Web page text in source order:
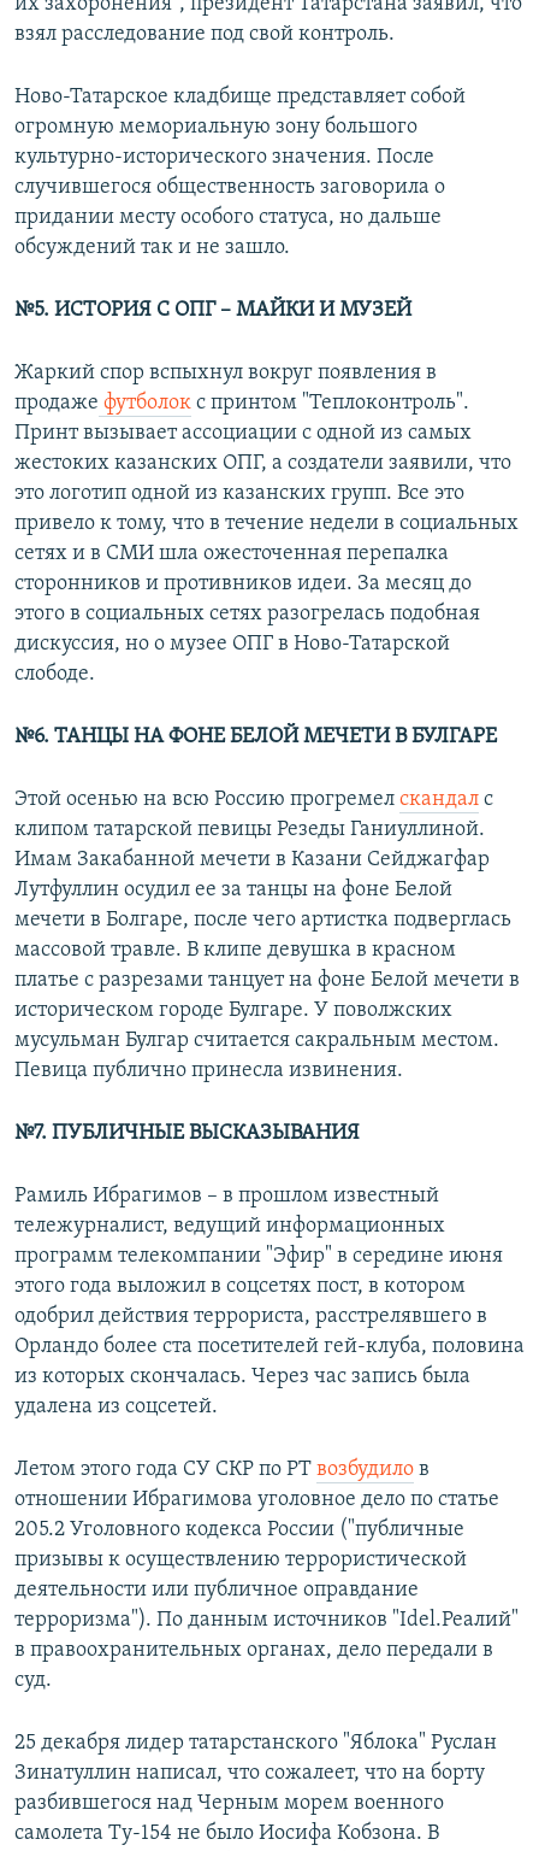
их захоронения", президент Татарстана заявил, что
взял расследование под свой контроль.
Ново-Татарское кладбище представляет собой
огромную мемориальную зону большого
культурно-исторического значения. После
случившегося общественность заговорила о
придании месту особого статуса, но дальше
обсуждений так и не зашло.
№5. ИСТОРИЯ С ОПГ – МАЙКИ И МУЗЕЙ
Жаркий спор вспыхнул вокруг появления в
продаже футболок с принтом "Теплоконтроль".
Принт вызывает ассоциации с одной из самых
жестоких казанских ОПГ, а создатели заявили, что
это логотип одной из казанских групп. Все это
привело к тому, что в течение недели в социальных
сетях и в СМИ шла ожесточенная перепалка
сторонников и противников идеи. За месяц до
этого в социальных сетях разогрелась подобная
дискуссия, но о музее ОПГ в Ново-Татарской
слободе.
№6. ТАНЦЫ НА ФОНЕ БЕЛОЙ МЕЧЕТИ В БУЛГАРЕ
Этой осенью на всю Россию прогремел скандал с
клипом татарской певицы Резеды Ганиуллиной.
Имам Закабанной мечети в Казани Сейджагфар
Лутфуллин осудил ее за танцы на фоне Белой
мечети в Болгаре, после чего артистка подверглась
массовой травле. В клипе девушка в красном
платье с разрезами танцует на фоне Белой мечети в
историческом городе Булгаре. У поволжских
мусульман Булгар считается сакральным местом.
Певица публично принесла извинения.
№7. ПУБЛИЧНЫЕ ВЫСКАЗЫВАНИЯ
Рамиль Ибрагимов – в прошлом известный
тележурналист, ведущий информационных
программ телекомпании "Эфир" в середине июня
этого года выложил в соцсетях пост, в котором
одобрил действия террориста, расстрелявшего в
Орландо более ста посетителей гей-клуба, половина
из которых скончалась. Через час запись была
удалена из соцсетей.
Летом этого года СУ СКР по РТ возбудило в
отношении Ибрагимова уголовное дело по статье
205.2 Уголовного кодекса России ("публичные
призывы к осуществлению террористической
деятельности или публичное оправдание
терроризма"). По данным источников "Idel.Реалий"
в правоохранительных органах, дело передали в
суд.
25 декабря лидер татарстанского "Яблока" Руслан
Зинатуллин написал, что сожалеет, что на борту
разбившегося над Черным морем военного
самолета Ту-154 не было Иосифа Кобзона. В